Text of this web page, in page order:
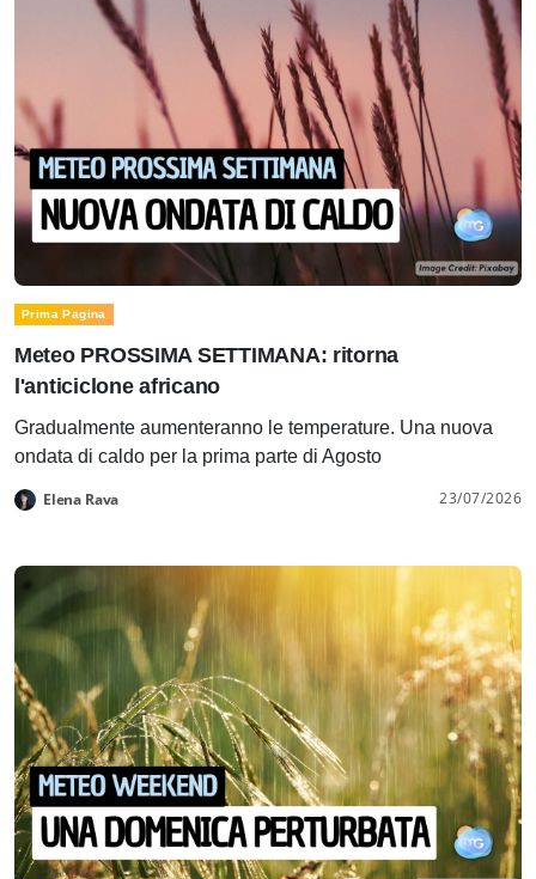
Prima Pagina
Meteo PROSSIMA SETTIMANA: ritorna
l'anticiclone africano
Gradualmente aumenteranno le temperature. Una nuova
ondata di caldo per la prima parte di Agosto
Elena Rava 23/07/2026